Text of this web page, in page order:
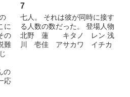
の
ご
←ｺｺｶﾗJump! 日常の１コマの短編
Story☆
。連載中。
に
の
難
の
応
7
七人。 それは彼が同時に接す
る人数の数だった。 登場人物
北野 蓮 キタノ レン 浅
川 壱佳 アサカワ イチカ